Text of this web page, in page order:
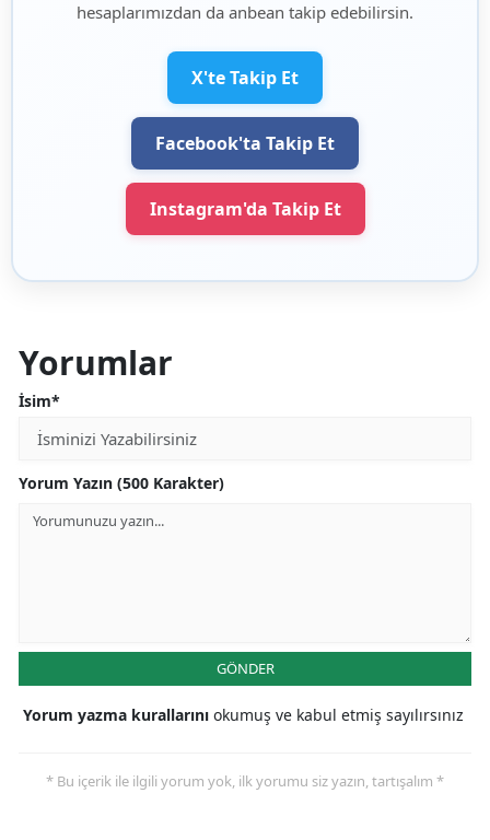
hesaplarımızdan da anbean takip edebilirsin.
X'te Takip Et
Facebook'ta Takip Et
Instagram'da Takip Et
Yorumlar
İsim*
Yorum Yazın (500 Karakter)
GÖNDER
Yorum yazma kurallarını okumuş ve kabul etmiş sayılırsınız
* Bu içerik ile ilgili yorum yok, ilk yorumu siz yazın, tartışalım *